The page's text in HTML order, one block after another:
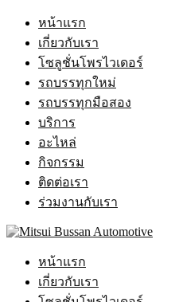
หน้าแรก
เกี่ยวกับเรา
โซลูชั่นโพรไวเดอร์
รถบรรทุกใหม่
รถบรรทุกมือสอง
บริการ
อะไหล่
กิจกรรม
ติดต่อเรา
ร่วมงานกับเรา
หน้าแรก
เกี่ยวกับเรา